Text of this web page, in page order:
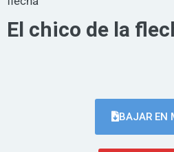
El chico de la
BAJAR EN